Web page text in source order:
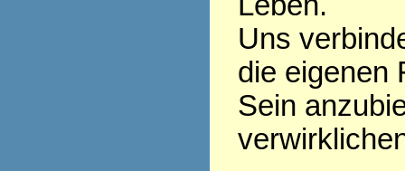
Uns
die eigenen
Sein